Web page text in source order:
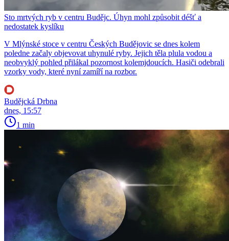
Sto mrtvých ryb v centru Budějc. Úhyn mohl způsobit déšť a
nedostatek kyslíku
V Mlýnské stoce v centru Českých Budějovic se dnes kolem
poledne začaly objevovat uhynulé ryby. Jejich těla plula vodou a
neobvyklý pohled přilákal pozornost kolemjdoucích. Hasiči odebrali
vzorky vody, které nyní zamíří na rozbor.
Budějcká Drbna
dnes, 15:57
1 min